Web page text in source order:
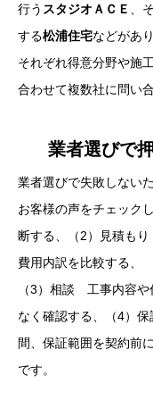
行う スタジオＡＣＥ
、
する松浦住宅などがあ
それぞれ得意分野や施
合わせて複数社に問い
業者選びで
業者選びで失敗しない
お客様の声をチェック
断する、（2）見積も
費用内訳を比較する、
（3）相談 工事内容
なく確認する、（4）
間、保証範囲を契約前
です。